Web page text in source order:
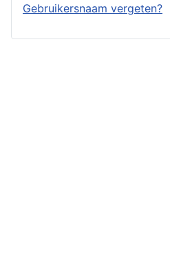
Gebruikersnaam vergeten?